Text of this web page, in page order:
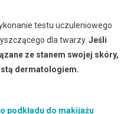
testu uczuleniowego
dla twarzy. Jeśli
ze stanem swojej skóry,
dermatologiem.
podkładu do makijażu